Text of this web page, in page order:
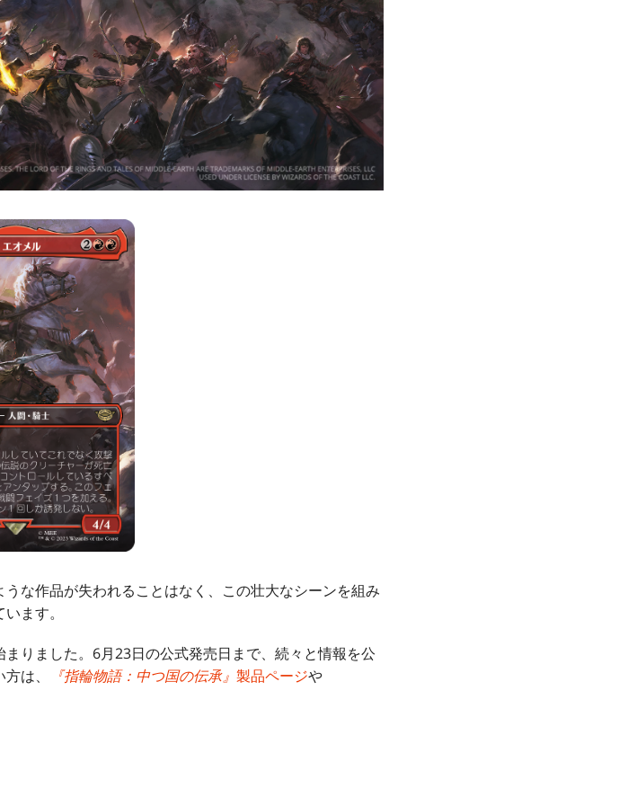
な作品が失われることはなく、この壮大なシーンを組み
ます。
りました。6月23日の公式発売日まで、続々と情報を公
は、
『指輪物語：中つ国の伝承』 製品ページや